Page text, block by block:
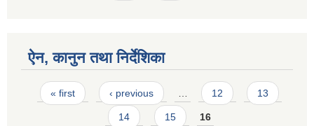
ऐन, कानुन तथा निर्देशिका
Pages
« first ‹ previous 12 13
14 15 16